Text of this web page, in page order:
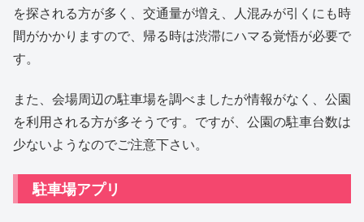
を探される方が多く、交通量が増え、人混みが引くにも時
間がかかりますので、帰る時は渋滞にハマる覚悟が必要で
す。
また、会場周辺の駐車場を調べましたが情報がなく、公園
を利用される方が多そうです。ですが、公園の駐車台数は
少ないようなのでご注意下さい。
駐車場アプリ